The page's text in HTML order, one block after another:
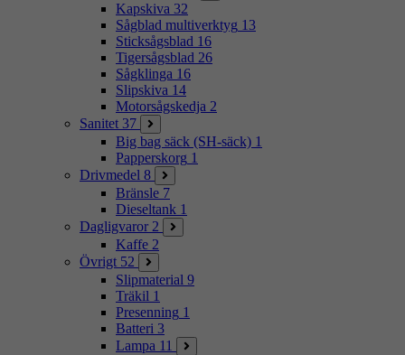
Kapskiva 32
Sågblad multiverktyg 13
Sticksågsblad 16
Tigersågsblad 26
Sågklinga 16
Slipskiva 14
Motorsågskedja 2
Sanitet 37
Big bag säck (SH-säck) 1
Papperskorg 1
Drivmedel 8
Bränsle 7
Dieseltank 1
Dagligvaror 2
Kaffe 2
Övrigt 52
Slipmaterial 9
Träkil 1
Presenning 1
Batteri 3
Lampa 11